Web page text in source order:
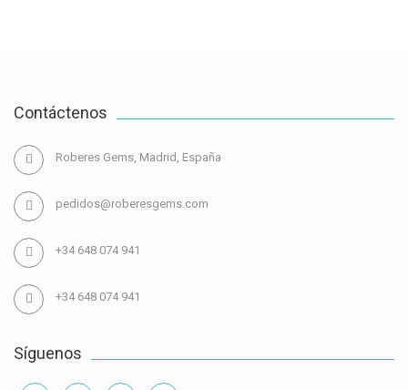
Contáctenos
Roberes Gems, Madrid, España
pedidos@roberesgems.com
+34 648 074 941
+34 648 074 941
Síguenos
Información